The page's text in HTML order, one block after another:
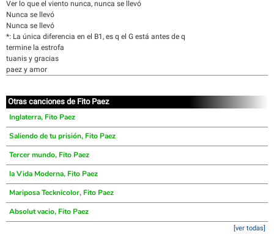
Ver lo que el viento nunca, nunca se llevó
Nunca se llevó
Nunca se llevó
*: La única diferencia en el B1, es q el G está antes de q
termine la estrofa
tuanis y gracias
paez y amor
Otras canciones de Fito Paez
Inglaterra, Fito Paez
Saliendo de tu prisión, Fito Paez
Tercer mundo, Fito Paez
la Vida Moderna, Fito Paez
Mariposa Tecknicolor, Fito Paez
Absolut vacio, Fito Paez
[ver todas]